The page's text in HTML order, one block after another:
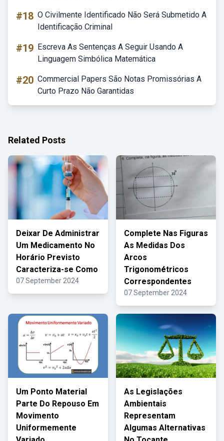
#18 O Civilmente Identificado Não Será Submetido A
Identificação Criminal
#19 Escreva As Sentenças A Seguir Usando A
Linguagem Simbólica Matemática
#20 Commercial Papers São Notas Promissórias A
Curto Prazo Não Garantidas
Related Posts
Deixar De Administrar
Um Medicamento No
Horário Previsto
Caracteriza-se Como
07 September 2024
Complete Nas Figuras
As Medidas Dos
Arcos
Trigonométricos
Correspondentes
07 September 2024
Um Ponto Material
Parte Do Repouso Em
Movimento
Uniformemente
As Legislações
Ambientais
Representam
Algumas Alternativas